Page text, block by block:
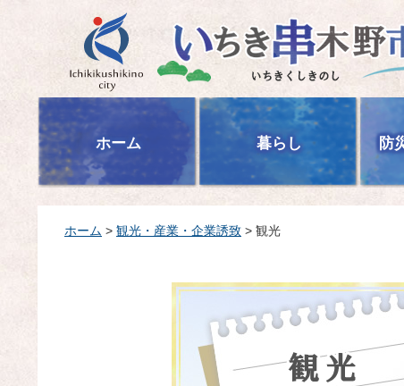
いちき串木野市
ホーム 暮らし 防
ホーム > 観光・産業・企業誘致 > 観光